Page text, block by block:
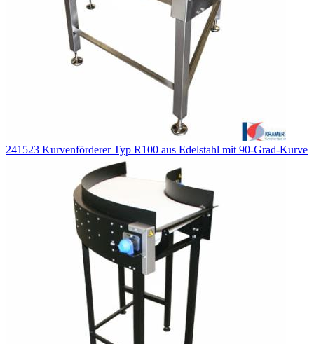
241523 Kurvenförderer Typ R100 aus Edelstahl mit 90-Grad-Kurve